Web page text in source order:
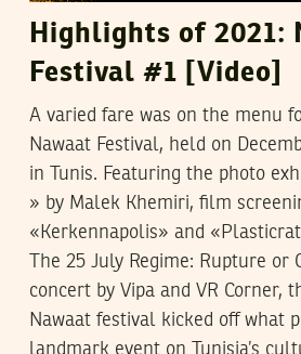
Highlights of 2021:
Festival #1 [Video]
A varied fare was on the menu
Nawaat Festival, held on
in Tunis. Featuring the photo
» by Malek Khemiri, film
«Kerkennapolis» and
The 25 July Regime: Rupture or
concert by Vipa and VR Corner,
Nawaat festival kicked off what
landmark event on Tunisia’s